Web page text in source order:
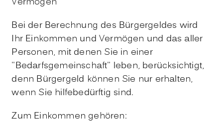
Bei der Berechnung des Bürgergeldes wird
Ihr Einkommen und Vermögen und das aller
Personen, mit denen Sie in einer
"Bedarfsgemeinschaft" leben, berücksichtigt,
denn Bürgergeld können Sie nur erhalten,
wenn Sie hilfebedürftig sind.
Zum Einkommen gehören: